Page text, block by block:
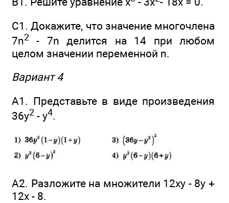
C1. Докажите, что значение многочлена
7n2
- 7n делится на 14 при любом
целом значении переменной n.
Вариант 4
А1. Представьте в виде произведения
36у2 - у4.
А2. Разложите на множители 12ху - 8у +
12х - 8.